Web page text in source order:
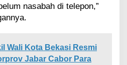
nasabah di telepon,”
Wali Kota Bekasi Resmi
Jabar Cabor Para